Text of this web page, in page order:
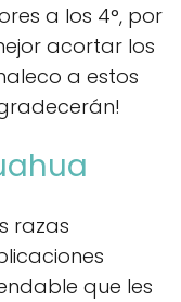
a los 4°, por
acortar los
a estos
razas
que les